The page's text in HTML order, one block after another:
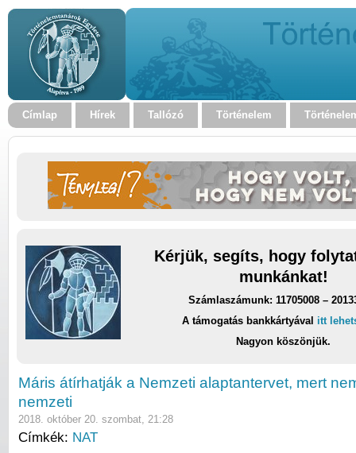
Címlap Hírek Tallózó Történelem
Kérjük, segíts, hogy
munkánkat!
Számlaszámunk: 11705008 –
A támogatás bankkártyával itt
Nagyon köszönjük.
Máris átírhatják a Nemzeti alaptantervet, mert
nemzeti
2018. október 20. szombat, 21:28
Címkék: NAT